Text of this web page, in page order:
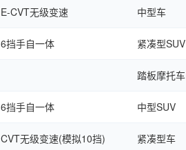
E-CVT无级变速 中型车
6挡手自一体 紧凑型SUV
踏板摩托车
6挡手自一体 中型SUV
CVT无级变速(模拟10挡) 紧凑型车